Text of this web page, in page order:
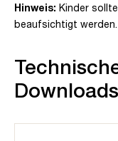
Hinweis: Kinder
beaufsichtigt werden.
Downloads